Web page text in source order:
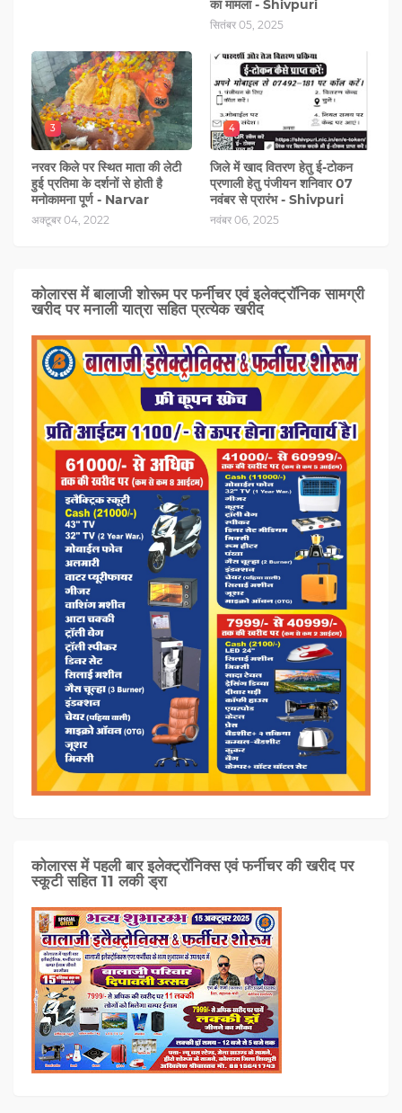
का मामला - Shivpuri
सितंबर 05, 2025
3
नरवर किले पर स्थित माता की लेटी
हुई प्रतिमा के दर्शनों से होती है
मनोकामना पूर्ण - Narvar
अक्टूबर 04, 2022
4
जिले में खाद वितरण हेतु ई-टोकन
प्रणाली हेतु पंजीयन शनिवार 07
नवंबर से प्रारंभ - Shivpuri
नवंबर 06, 2025
कोलारस में बालाजी शोरूम पर फर्नीचर एवं इलेक्ट्रॉनिक सामग्री
खरीद पर मनाली यात्रा सहित प्रत्‍येक खरीद
कोलारस में पहली बार इलेक्ट्रॉनिक्स एवं फर्नीचर की खरीद पर
स्कूटी सहित 11 लकी ड्रा